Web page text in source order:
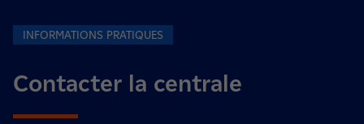
INFORMATIONS PRATIQUES
Contacter la centrale